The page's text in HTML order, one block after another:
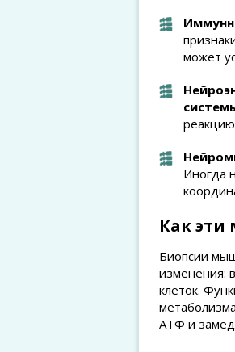
может
Иногда
Как
Биопсии
изменения:
клеток.
АТФ и